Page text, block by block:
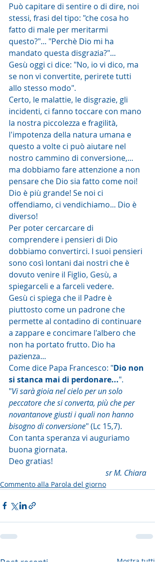
Può capitare di sentire o di dire, noi
stessi, frasi del tipo: "che cosa ho
fatto di male per meritarmi
questo?"... "Perchè Dio mi ha
mandato questa disgrazia?"...
Gesù oggi ci dice: "No, io vi dico, ma
se non vi convertite, perirete tutti
allo stesso modo".
Certo, le malattie, le disgrazie, gli
incidenti, ci fanno toccare con mano
la nostra piccolezza e fragilità,
l'impotenza della natura umana e
questo a volte ci può aiutare nel
nostro cammino di conversione,...
ma dobbiamo fare attenzione a non
pensare che Dio sia fatto come noi!
Dio è più grande! Se noi ci
offendiamo, ci vendichiamo... Dio è
diverso!
Per poter cercarcare di
comprendere i pensieri di Dio
dobbiamo convertirci. I suoi pensieri
sono così lontani dai nostri che è
dovuto venire il Figlio, Gesù, a
spiegarceli e a farceli vedere.
Gesù ci spiega che il Padre è
piuttosto come un padrone che
permette al contadino di continuare
a zappare e concimare l'albero che
non ha portato frutto. Dio ha
pazienza...
Come dice Papa Francesco: "Dio non
si stanca mai di perdonare...".
"Vi sarà gioia nel cielo per un solo
peccatore che si converta, più che per
novantanove giusti i quali non hanno
bisogno di conversione" (Lc 15,7).
Con tanta speranza vi auguriamo
buona giornata.
Deo gratias!
sr M. Chiara
Commento alla Parola del giorno
Post recenti Mostra tutti